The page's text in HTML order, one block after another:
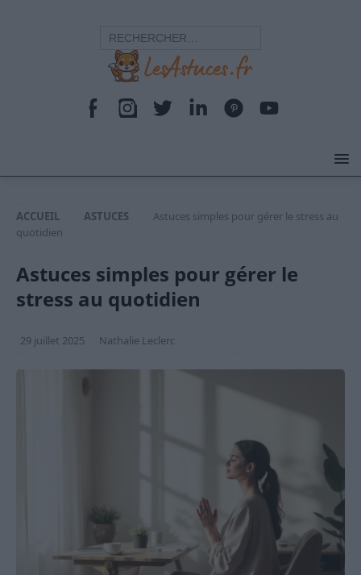
ACCUEIL ASTUCES
Astuces simples pour gérer le stress au
quotidien
Astuces simples pour gérer le
stress au quotidien
29 juillet 2025 Nathalie Leclerc